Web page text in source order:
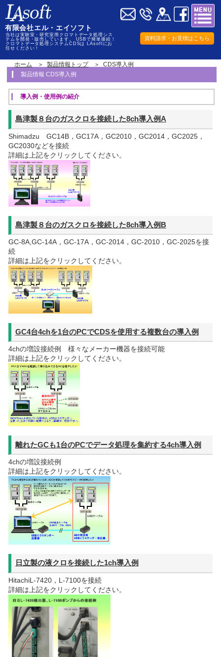
有限会社エル・エイソフト
当社は実験室・研究室用クロマトデータ処理シス
テムを開発・販売しています。 USBで簡単接続！
クロマトデータ処理システムCDSは LAsoftにお
任せください！
資料請求・お見積はこちら
ホーム 製品情報トップ
CDS導入例
製品情報 CDS導入例
導入例・使用例の紹介
島津製８台のガスクロを接続した8ch導入例A
Shimadzu GC14B，GC17A，GC2010，GC2014，GC2025，
GC2030などを接続
詳細は上記をクリックしてください。
島津製８台のガスクロを接続した8ch導入例B
GC-8A,GC-14A，GC-17A，GC-2014，GC-2010，GC-2025を接
続
詳細は上記をクリックしてください。
GC4台4chを1台のPCでCDSを使用する複数台の導入例
4chの増設接続例 様々なメーカー機器を接続可能
詳細は上記をクリックしてください。
離れたGCも1台のPCでデータ処理を集約する4ch導入例
4chの増設接続例
詳細は上記をクリックしてください。
日立製の液クロを接続した1ch導入例
HitachiL-7420，L-7100を接続
詳細は上記をクリックしてください。